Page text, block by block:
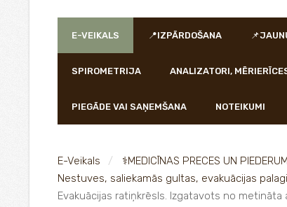
E-VEIKALS 📍IZPĀRDOŠANA
SPIROMETRIJA ANALIZATORI,
PIEGĀDE VAI SAŅEMŠANA NOTEIKUMI
E-Veikals
⚕️MEDICĪNAS PRECES UN
Nestuves, saliekamās gultas, evakuācijas
Evakuācijas ratiņkrēsls. Izgatavots no metināta